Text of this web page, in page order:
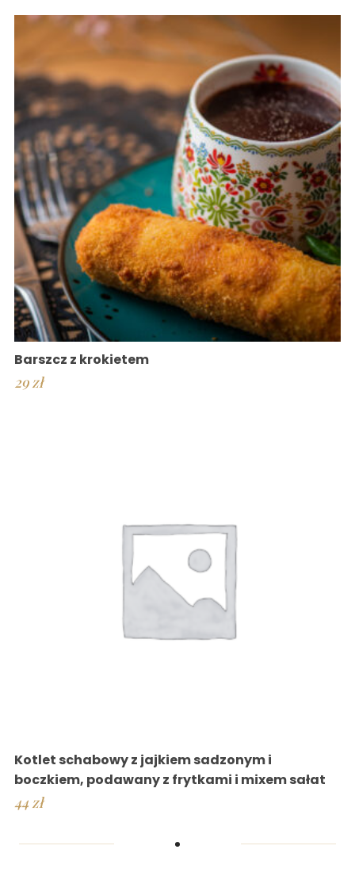
Barszcz z krokietem
29zł
Kotlet schabowy z jajkiem sadzonym i
boczkiem, podawany z frytkami i mixem sałat
44 zł